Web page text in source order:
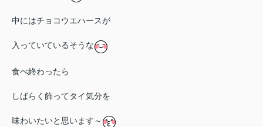
中にはチョコウエハースが
入っていているそうな
食べ終わったら
しばらく飾ってタイ気分を
味わいたいと思います～